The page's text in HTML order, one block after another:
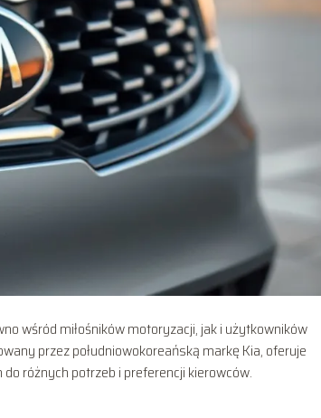
wśród miłośników motoryzacji, jak i użytkowników
przez południowokoreańską markę Kia, oferuje
różnych potrzeb i preferencji kierowców.